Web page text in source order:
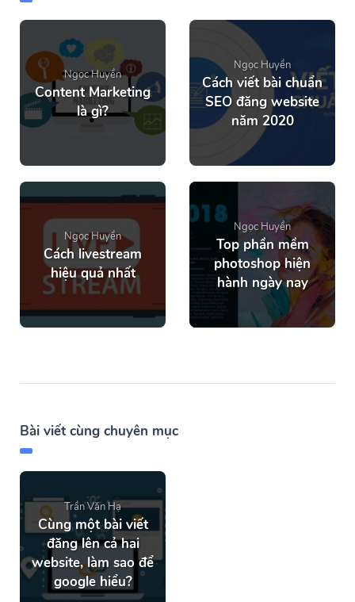
Ngọc Huyền
Content Marketing
là gì?
Ngọc Huyền
Cách viết bài chuẩn
SEO đăng website
năm 2020
Ngọc Huyền
Cách livestream
hiệu quả nhất
Ngọc Huyền
Top phần mềm
photoshop hiện
hành ngày nay
Bài viết cùng chuyên mục
Trần Văn Hạ
Cùng một bài viết
đăng lên cả hai
website, làm sao để
google hiểu?